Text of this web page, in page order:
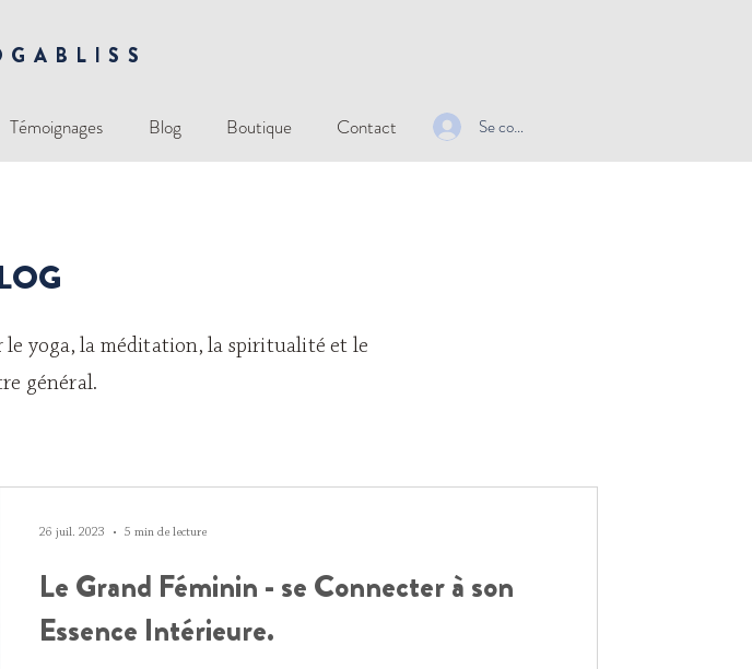
Témoignages Blog Boutique Contact Se connecter
yoga, la méditation, la spiritualité et le
général.
Le Grand Féminin - se Connecter à son
Essence Intérieure.
26 juil. 2023 5 min de lecture